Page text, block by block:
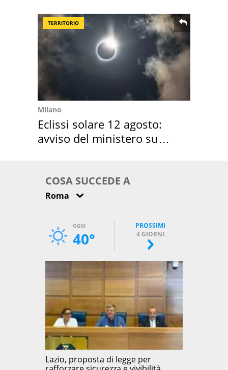
TERRITORIO
Milano
Eclissi solare 12 agosto:
avviso del ministero su